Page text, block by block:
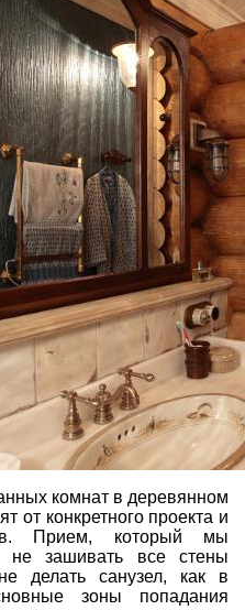
комнат в деревянном
от конкретного проекта и
Прием, который мы
не зашивать все стены
делать санузел, как в
зоны попадания